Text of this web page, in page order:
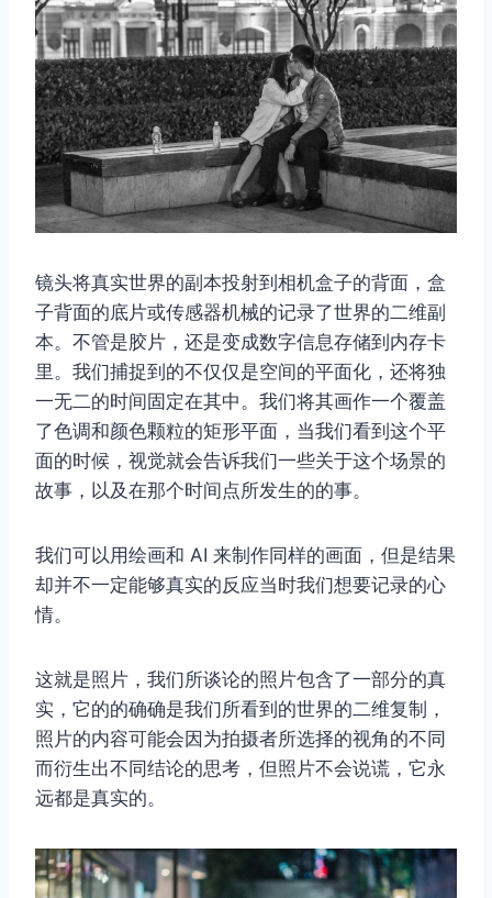
镜头将真实世界的副本投射到相机盒子的背面，盒
子背面的底片或传感器机械的记录了世界的二维副
本。不管是胶片，还是变成数字信息存储到内存卡
里。我们捕捉到的不仅仅是空间的平面化，还将独
一无二的时间固定在其中。我们将其画作一个覆盖
了色调和颜色颗粒的矩形平面，当我们看到这个平
面的时候，视觉就会告诉我们一些关于这个场景的
故事，以及在那个时间点所发生的的事。
我们可以用绘画和 AI 来制作同样的画面，但是结果
却并不一定能够真实的反应当时我们想要记录的心
情。
这就是照片，我们所谈论的照片包含了一部分的真
实，它的的确确是我们所看到的世界的二维复制，
照片的内容可能会因为拍摄者所选择的视角的不同
而衍生出不同结论的思考，但照片不会说谎，它永
远都是真实的。